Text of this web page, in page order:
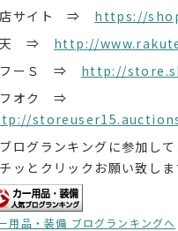
サイト ⇒ https://
天 ⇒ http://
フーＳ ⇒ http://
フオク ⇒
ログランキングに参加し
ッとクリックお願い致しま
用品・装備 ブログランキングへ